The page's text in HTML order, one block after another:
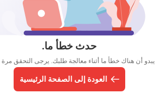
حدث خطأ ما.
يبدو أن هناك خطأ ما أثناء معالجة طلبك. يرجى التحقق مرة
العودة إلى الصفحة الرئيسية